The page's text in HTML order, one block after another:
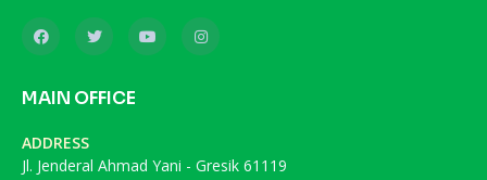
MAIN OFFICE
ADDRESS
Jl. Jenderal Ahmad Yani - Gresik 61119